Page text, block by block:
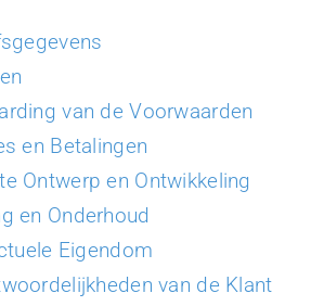
van de Voorwaarden
en Betalingen
Ontwerp en Ontwikkeling
en Onderhoud
Eigendom
van de Klant